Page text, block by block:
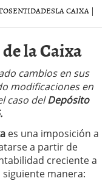
ENTIDADESLA CAIXA |
la Caixa
cambios en sus
modificaciones en
caso delDepósito
es una imposición a
a partir de
creciente a
manera: